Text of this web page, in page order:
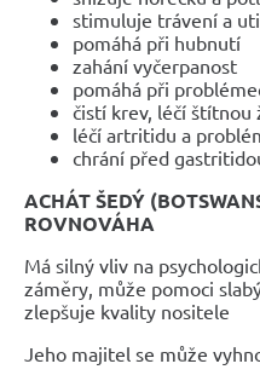
stimuluje trávení a
pomáhá při hubnutí
zahání vyčerpanost
pomáhá při
čistí krev, léčí štítnou
léčí artritidu a
chrání před
ACHÁT ŠEDÝ
ROVNOVÁHA
Má silný vliv na
záměry, může pomoci
zlepšuje kvality nositele
Jeho majitel se může